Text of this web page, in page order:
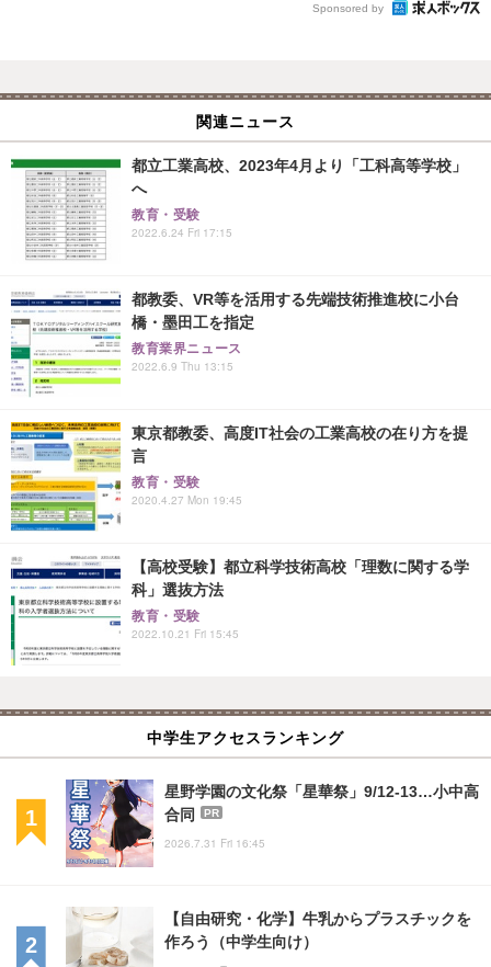
Sponsored by
関連ニュース
都立工業高校、2023年4月より「工科高等学校」
へ
教育・受験
2022.6.24 Fri 17:15
都教委、VR等を活用する先端技術推進校に小台
橋・墨田工を指定
教育業界ニュース
2022.6.9 Thu 13:15
東京都教委、高度IT社会の工業高校の在り方を提
言
教育・受験
2020.4.27 Mon 19:45
【高校受験】都立科学技術高校「理数に関する学
科」選抜方法
教育・受験
2022.10.21 Fri 15:45
中学生アクセスランキング
星野学園の文化祭「星華祭」9/12-13…小中高
合同
PR
2026.7.31 Fri 16:45
【自由研究・化学】牛乳からプラスチックを
作ろう（中学生向け）